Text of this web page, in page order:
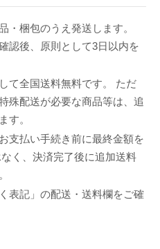
・梱包のうえ発送します。
認後、原則として3日以内を
て全国送料無料です。 ただ
殊配送が必要な商品等は、追
す。
支払い手続き前に最終金額を
く、決済完了後に追加送料
表記」の配送・送料欄をご確